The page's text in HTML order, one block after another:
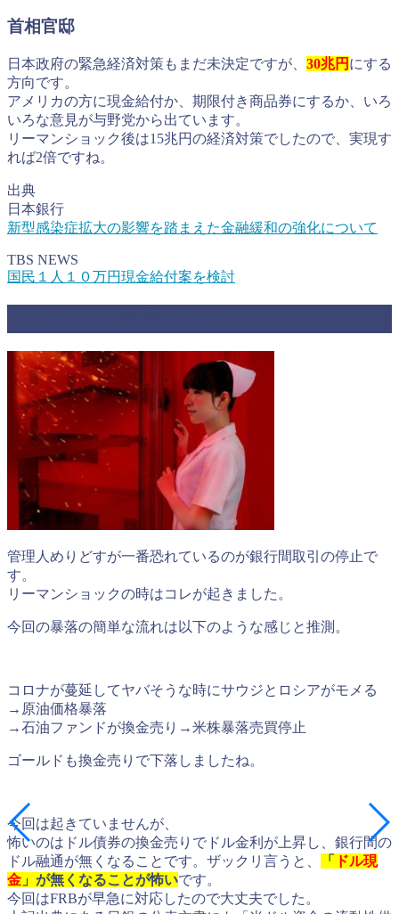
首相官邸
日本政府の緊急経済対策もまだ未決定ですが、 30兆円 にする
方向です。
アメリカの方に現金給付か、期限付き商品券にするか、いろ
いろな意見が与野党から出ています。
リーマンショック後は15兆円の経済対策でしたので、実現す
れば2倍ですね。
出典
日本銀行
新型感染症拡大の影響を踏まえた金融緩和の強化について
TBS NEWS
国民１人１０万円現金給付案を検討
管理人めりどすが一番恐れているのが銀行間取引の停止で
す。
リーマンショックの時はコレが起きました。
今回の暴落の簡単な流れは以下のような感じと推測。
コロナが蔓延してヤバそうな時にサウジとロシアがモメる
→原油価格暴落
→石油ファンドが換金売り→米株暴落売買停止
ゴールドも換金売りで下落しましたね。
今回は起きていませんが、
怖いのはドル債券の換金売りでドル金利が上昇し、銀行間の
ドル融通が無くなることです。ザックリ言うと、
「
ドル現
金 」が無くなることが怖いです。
今回はFRBが早急に対応したので大丈夫でした。